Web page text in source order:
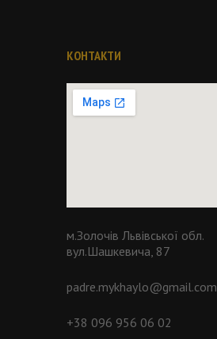
КОНТАКТИ
м.Золочів Львівської обл.
вул.Шашкевича, 87
padre.mykhaylo@gmail.com
+38 096 956 06 02